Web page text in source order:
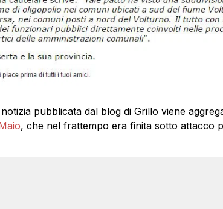
pubblicata dal blog di Grillo viene
, che nel frattempo era finita sotto attacco